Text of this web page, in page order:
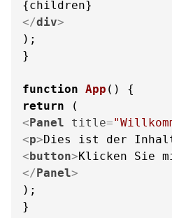
</div>
);
}
function App (
return
<Panel title=
<p>Dies ist der
<button>Klicken Sie
</Panel>
);
}